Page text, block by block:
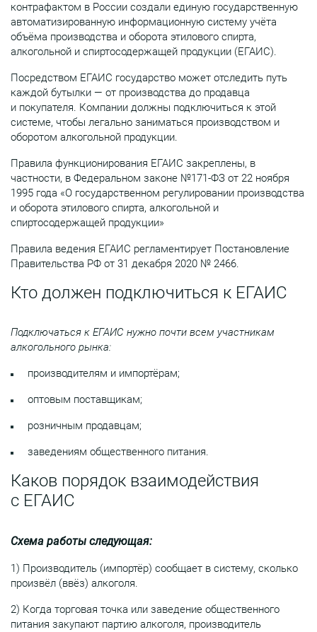
контрафактом в России создали единую государственную
автоматизированную информационную систему учёта
объёма производства и оборота этилового спирта,
алкогольной и спиртосодержащей продукции (ЕГАИС).
Посредством ЕГАИС государство может отследить путь
каждой бутылки — от производства до продавца
и покупателя. Компании должны подключиться к этой
системе, чтобы легально заниматься производством и
оборотом алкогольной продукции.
Правила функционирования ЕГАИС закреплены, в
частности, в Федеральном законе №171-ФЗ от 22 ноября
1995 года «О государственном регулировании производства
и оборота этилового спирта, алкогольной и
спиртосодержащей продукции»
Правила ведения ЕГАИС регламентирует Постановление
Правительства РФ от 31 декабря 2020 № 2466.
Кто должен подключиться к ЕГАИС
Подключаться к ЕГАИС нужно почти всем участникам
алкогольного рынка:
производителям и импортёрам;
оптовым поставщикам;
розничным продавцам;
заведениям общественного питания.
Каков порядок взаимодействия
с ЕГАИС
Схема работы следующая:
1) Производитель (импортёр) сообщает в систему, сколько
произвёл (ввёз) алкоголя.
2) Когда торговая точка или заведение общественного
питания закупают партию алкоголя, производитель